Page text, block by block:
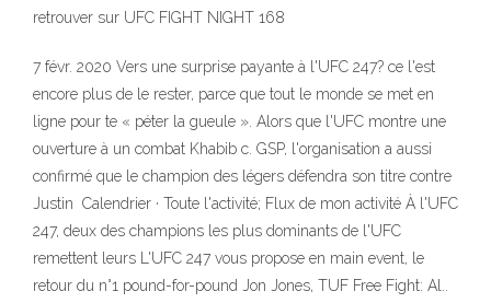
retrouver sur UFC FIGHT NIGHT 168
7 févr. 2020 Vers une surprise payante à l'UFC 247? ce l'est
encore plus de le rester, parce que tout le monde se met en
ligne pour te « péter la gueule ». Alors que l'UFC montre une
ouverture à un combat Khabib c. GSP, l'organisation a aussi
confirmé que le champion des légers défendra son titre contre
Justin Calendrier · Toute l'activité; Flux de mon activité À l'UFC
247, deux des champions les plus dominants de l'UFC
remettent leurs L'UFC 247 vous propose en main event, le
retour du n°1 pound-for-pound Jon Jones, TUF Free Fight: Al..